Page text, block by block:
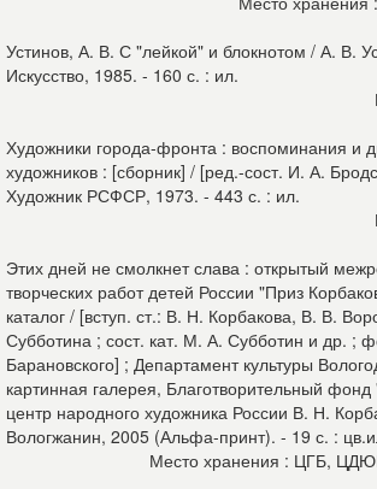
Устинов, А. В. С "лейкой" и блокнотом / А. В.
Искусство, 1985. - 160 с. : ил.
Художники города-фронта : воспоминания и
художников : [сборник] / [ред.-сост. И. А.
Художник РСФСР, 1973. - 443 с. : ил.
Этих дней не смолкнет слава : открытый
творческих работ детей России "Приз
каталог / [вступ. ст.: В. Н. Корбакова, В. В.
Субботина ; сост. кат. М. А. Субботин и др. ;
Барановского] ; Департамент культуры
картинная галерея, Благотворительный
центр народного художника России В. Н.
Вологжанин, 2005 (Альфа-принт). - 19 с. :
Место хранения : ЦГБ,